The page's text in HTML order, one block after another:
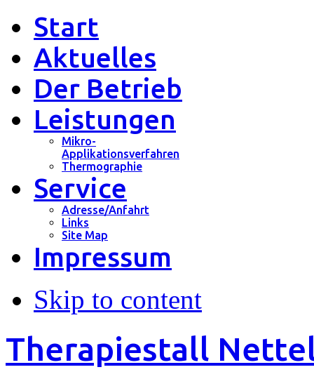
Start
Aktuelles
Der Betrieb
Leistungen
Mikro-
Applikationsverfahren
Thermographie
Service
Adresse/Anfahrt
Links
Site Map
Impressum
Skip to content
Therapiestall